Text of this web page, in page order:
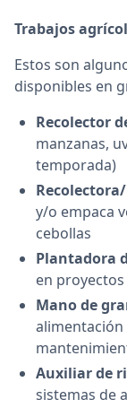
Trabajos
Estos son
disponibles en
Recolector
manzanas,
temporada)
y/o empaca
cebollas
Plantadora
en
Mano de
alimentación
Auxiliar de
sistemas de